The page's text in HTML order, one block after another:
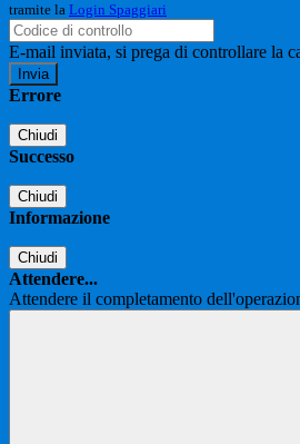
tramite la Login Spaggiari
E-mail inviata, si prega di controllare la
Errore
Chiudi
Successo
Chiudi
Informazione
Chiudi
Attendere...
Attendere il completamento